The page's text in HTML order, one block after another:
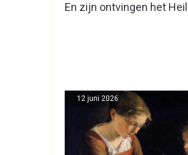
En zijn ontvingen het
12 juni 2026